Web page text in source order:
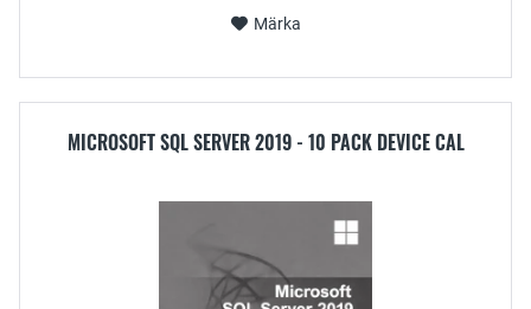
Märka
MICROSOFT SQL SERVER 2019 - 10 PACK DEVICE CAL